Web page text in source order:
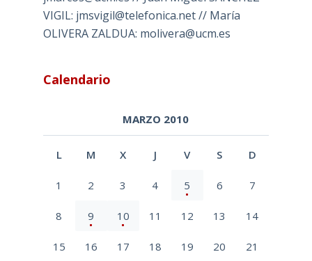
VIGIL: jmsvigil@telefonica.net // María
OLIVERA ZALDUA: molivera@ucm.es
Calendario
MARZO 2010
L M X J V S D
1 2 3 4 5 6 7
8 9 10 11 12 13 14
15 16 17 18 19 20 21